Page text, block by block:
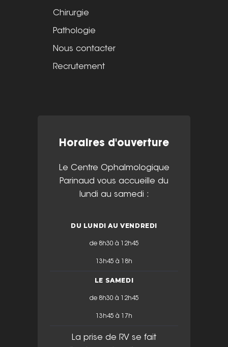
Chirurgie
Pathologie
Nous contacter
Recrutement
Horaires d'ouverture
Le Centre Ophalmologique
Parinaud vous accueille du
lundi au samedi :
DU LUNDI AU VENDREDI
de 8h30 à 12h45
13h45 à 18h
LE SAMEDI
de 8h30 à 12h45
13h45 à 17h
La prise de RV se fait